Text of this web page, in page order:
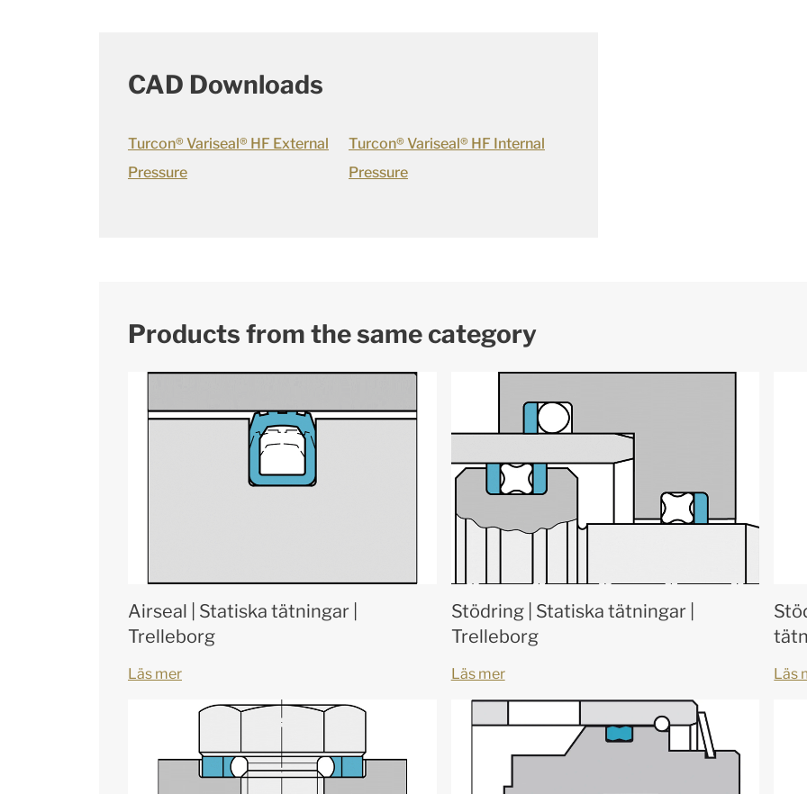
CAD Downloads
Turcon® Variseal® HF External
Pressure
Turcon® Variseal® HF Internal
Pressure
Products from the same category
Airseal | Statiska tätningar |
Trelleborg
Läs mer
Stödring | Statiska tätningar |
Trelleborg
Läs mer Läs